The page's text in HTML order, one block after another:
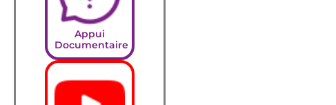
Appui
Documentaire